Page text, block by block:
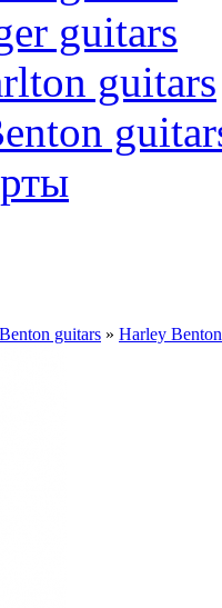
guitars
guitars
guitars » Harley